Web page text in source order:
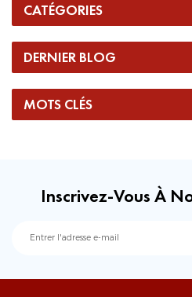
CATÉGORIES
DERNIER BLOG
MOTS CLÉS
Inscrivez-Vous À